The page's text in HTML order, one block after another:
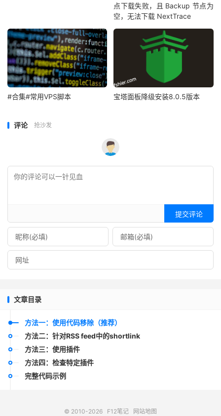
点下载失败，且 Backup 节点为
空，无法下载 NextTrace
#合集#常用VPS脚本 宝塔面板降级安装8.0.5版本
评论 抢沙发
提交评论
文章目录
方法一：使用代码移除（推荐）
方法二：针对RSS feed中的shortlink
方法三：使用插件
方法四：检查特定插件
完整代码示例
© 2010-2026 F12笔记 网站地图